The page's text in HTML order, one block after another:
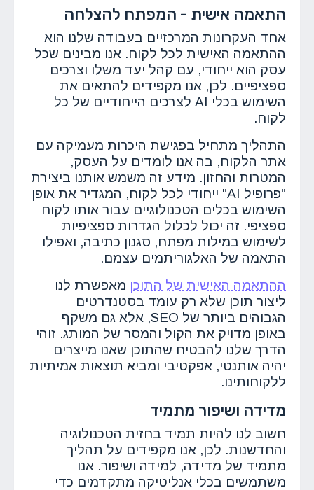
התאמה אישית - המפתח להצלחה
אחד העקרונות המרכזיים בעבודה שלנו הוא
ההתאמה האישית לכל לקוח. אנו מבינים שכל
עסק הוא ייחודי, עם קהל יעד משלו וצרכים
ספציפיים. לכן, אנו מקפידים להתאים את
השימוש בכלי AI לצרכים הייחודיים של כל
לקוח.
התהליך מתחיל בפגישת היכרות מעמיקה עם
אתר הלקוח, בה אנו לומדים על העסק,
המטרות והחזון. מידע זה משמש אותנו ביצירת
"פרופיל AI" ייחודי לכל לקוח, המגדיר את אופן
השימוש בכלים הטכנולוגיים עבור אותו לקוח
ספציפי. זה יכול לכלול הגדרות ספציפיות
לשימוש במילות מפתח, סגנון כתיבה, ואפילו
התאמה של האלגוריתמים עצמם.
ההתאמה האישית של התוכן מאפשרת לנו
ליצור תוכן שלא רק עומד בסטנדרטים
הגבוהים ביותר של SEO, אלא גם משקף
באופן מדויק את הקול והמסר של המותג. זוהי
הדרך שלנו להבטיח שהתוכן שאנו מייצרים
יהיה אותנטי, אפקטיבי ומביא תוצאות אמיתיות
ללקוחותינו.
מדידה ושיפור מתמיד
חשוב לנו להיות תמיד בחזית הטכנולוגיה
והחדשנות. לכן, אנו מקפידים על תהליך
מתמיד של מדידה, למידה ושיפור. אנו
משתמשים בכלי אנליטיקה מתקדמים כדי